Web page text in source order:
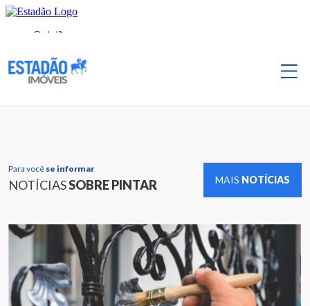
Para você se informar
NOTÍCIASSOBRE PINTAR MAIS NOTÍCIAS